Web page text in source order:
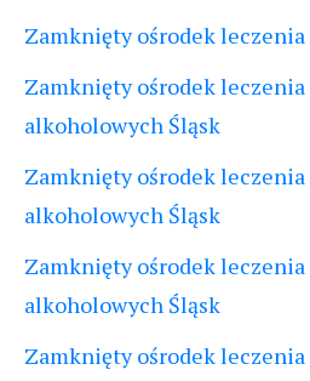
Zamknięty ośrodek
Zamknięty ośrodek
alkoholowych Śląsk
Zamknięty ośrodek
alkoholowych Śląsk
Zamknięty ośrodek
alkoholowych Śląsk
Zamknięty ośrodek